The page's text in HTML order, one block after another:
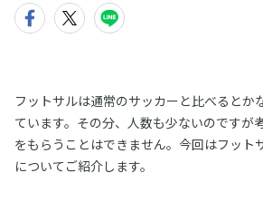
フットサルは通常のサッカーと比べるとか
ています。その分、人数も少ないのですが
をもらうことはできません。今回はフット
についてご紹介します。